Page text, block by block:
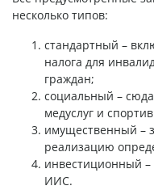
несколько типов:
стандартный –
налога для
граждан;
социальный – сюда
медуслуг и
имущественный –
реализацию
инвестиционный –
ИИС.